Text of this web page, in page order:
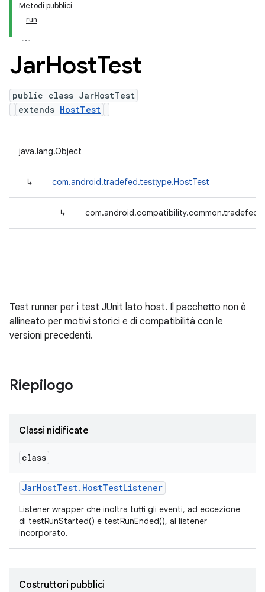
Metodi pubblici
run
JarHostTest
public class JarHostTest
extends HostTest
java.lang.Object
↳ com.android.tradefed.testtype.HostTest
↳
Test runner per i test JUnit lato host. Il pacchetto non è
allineato per motivi storici e di compatibilità con le
versioni precedenti.
Riepilogo
Classi nidificate
class
JarHostTest. HostTestListener
Listener wrapper che inoltra tutti gli eventi, ad eccezione
di testRunStarted() e testRunEnded(), al listener
incorporato.
Costruttori pubblici